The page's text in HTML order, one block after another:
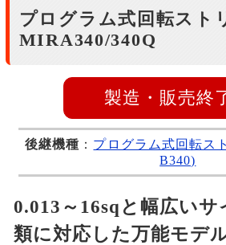
プログラム式回転スト
MIRA340/340Q
製造・販売終
後継機種 ： プログラム式回転ス
B340)
0.013～16sqと幅広い
類に対応した万能モデ